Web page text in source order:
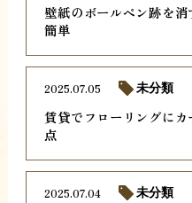
壁紙のボールペン跡を
簡単
賃貸でフローリングに
点
2025.07.05 未分類
2025.07.04 未分類